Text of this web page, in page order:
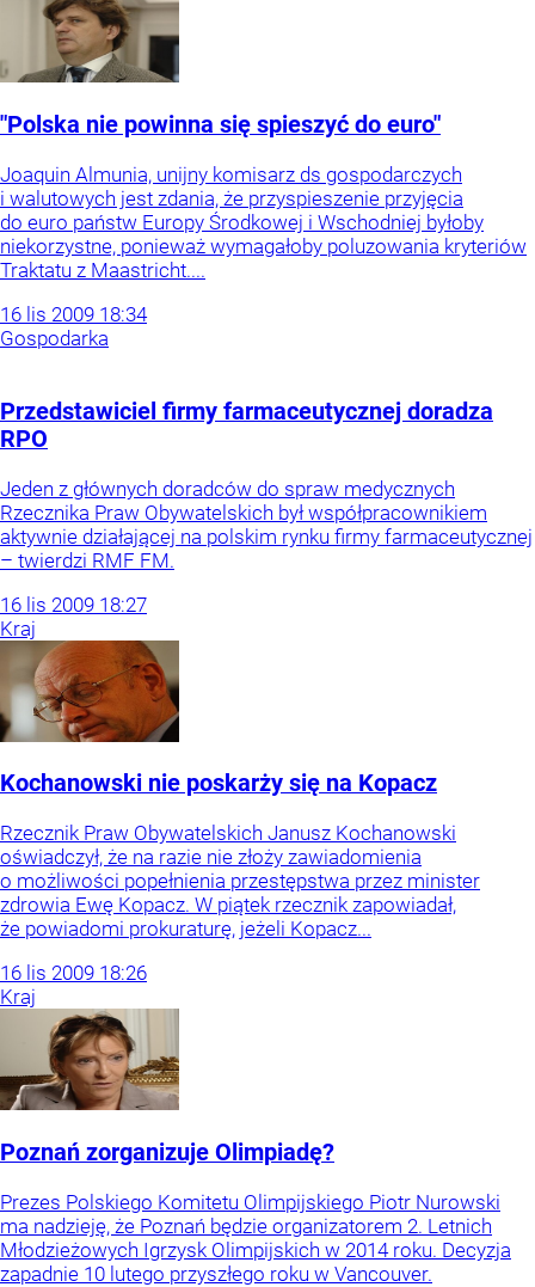
"Polska nie powinna się spieszyć do euro"
Joaquin Almunia, unijny komisarz ds gospodarczych
i walutowych jest zdania, że przyspieszenie przyjęcia
do euro państw Europy Środkowej i Wschodniej byłoby
niekorzystne, ponieważ wymagałoby poluzowania kryteriów
Traktatu z Maastricht....
16 lis 2009 18:34
Gospodarka
Przedstawiciel firmy farmaceutycznej doradza
RPO
Jeden z głównych doradców do spraw medycznych
Rzecznika Praw Obywatelskich był współpracownikiem
aktywnie działającej na polskim rynku firmy farmaceutycznej
– twierdzi RMF FM.
16 lis 2009 18:27
Kraj
Kochanowski nie poskarży się na Kopacz
Rzecznik Praw Obywatelskich Janusz Kochanowski
oświadczył, że na razie nie złoży zawiadomienia
o możliwości popełnienia przestępstwa przez minister
zdrowia Ewę Kopacz. W piątek rzecznik zapowiadał,
że powiadomi prokuraturę, jeżeli Kopacz...
16 lis 2009 18:26
Kraj
Poznań zorganizuje Olimpiadę?
Prezes Polskiego Komitetu Olimpijskiego Piotr Nurowski
ma nadzieję, że Poznań będzie organizatorem 2. Letnich
Młodzieżowych Igrzysk Olimpijskich w 2014 roku. Decyzja
zapadnie 10 lutego przyszłego roku w Vancouver.